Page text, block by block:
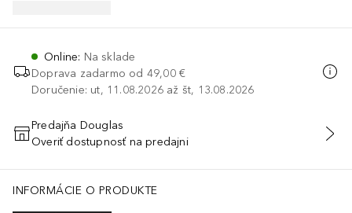
Online: Na sklade
Doprava zadarmo od 49,00 €
Doručenie: ut, 11.08.2026 až št, 13.08.2026
PRIDAŤ DO KOŠÍKA
Predajňa Douglas
Overiť dostupnosť na predajni
INFORMÁCIE O PRODUKTE